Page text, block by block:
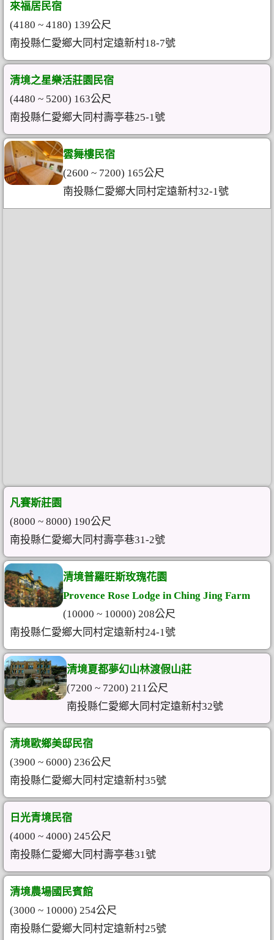
來福居民宿
(4180 ~ 4180) 139公尺
南投縣仁愛鄉大同村定遠新村18-7號
清境之星樂活莊園民宿
(4480 ~ 5200) 163公尺
南投縣仁愛鄉大同村壽亭巷25-1號
雲舞樓民宿
(2600 ~ 7200) 165公尺
南投縣仁愛鄉大同村定遠新村32-1號
凡賽斯莊園
(8000 ~ 8000) 190公尺
南投縣仁愛鄉大同村壽亭巷31-2號
清境普羅旺斯玫瑰花園
Provence Rose Lodge in Ching Jing Farm
(10000 ~ 10000) 208公尺
南投縣仁愛鄉大同村定遠新村24-1號
清境夏都夢幻山林渡假山莊
(7200 ~ 7200) 211公尺
南投縣仁愛鄉大同村定遠新村32號
清境歐鄉美邸民宿
(3900 ~ 6000) 236公尺
南投縣仁愛鄉大同村定遠新村35號
日光青境民宿
(4000 ~ 4000) 245公尺
南投縣仁愛鄉大同村壽亭巷31號
清境農場國民賓館
(3000 ~ 10000) 254公尺
南投縣仁愛鄉大同村定遠新村25號